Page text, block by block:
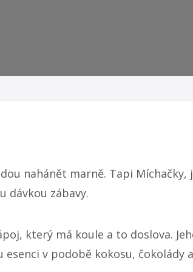
nahánět marně. Tapi
dávkou zábavy.
který má koule a to doslova.
v podobě kokosu, čokolády